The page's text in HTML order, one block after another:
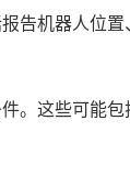
机器人位置、
。这些可能包